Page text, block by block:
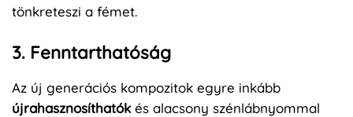
tönkreteszi a fémet.
3. Fenntarthatóság
Az új generációs kompozitok egyre inkább
újrahasznosíthatókés alacsony szénlábnyommal